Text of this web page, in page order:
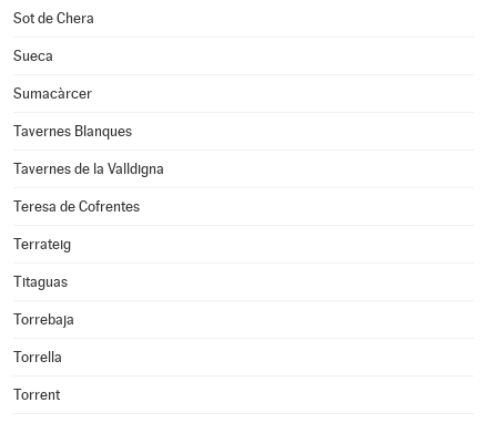
Sot de Chera
Sueca
Sumacàrcer
Tavernes Blanques
Tavernes de la Valldigna
Teresa de Cofrentes
Terrateig
Titaguas
Torrebaja
Torrella
Torrent